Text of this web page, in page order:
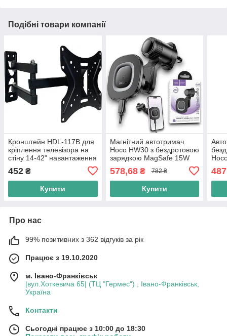
Подібні товари компанії
Кронштейн HDL-117B для
кріплення телевізора на
стіну 14-42" навантаження
452 ₴
Купити
Магнітний автотримач
Hoco HW30 з бездротовою
зарядкою MagSafe 15W
кріплення в дефлектор
578,68₴ 782 ₴
Купити
Про нас
99% позитивних з 362 відгуків за рік
Працює з 19.10.2020
м. Івано-Франківськ
|вул.Хоткевича 65| (ТЦ "Гермес") , Івано-Франківськ,
Україна
Контакти
Сьогодні працює з 10:00 до 18:30